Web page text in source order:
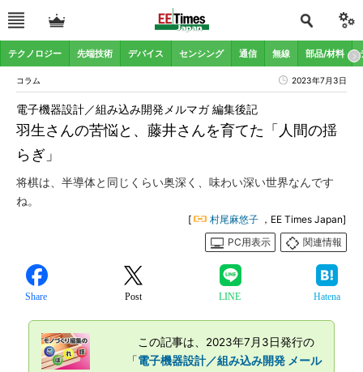
テクノロジー 先端技術 デバイス センシング 通信 無線 部品/材料
コラム 2023年7月3日
羽生さんの苦悩と、藤井さんを育てた「人間の揺
らぎ」
電子機器設計／組み込み開発メルマガ 編集後記
将棋は、半導体と同じくらい奥深く、味わい深い世界なんです
ね。
[ 村尾麻悠子 ，EE Times Japan]
PC用表示
関連情報
Share Post LINE Hatena
この記事は、2023年7月3日発行の
「電子機器設計／組み込み開発 メール